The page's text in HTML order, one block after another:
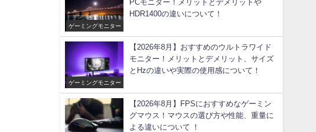
ゲーミングモニター
PCモニター！メリットとデメリットや
HDR1400の違いについて！
ゲーミングモニター
【2026年8月】おすすめのウルトラワイド
モニター！メリットとデメリット、サイズ
とHzの違いや実際の使用感について！
【2026年8月】FPSにおすすめなゲーミン
グマウス！マウスの選び方や性能、重量に
よる違いについて ！